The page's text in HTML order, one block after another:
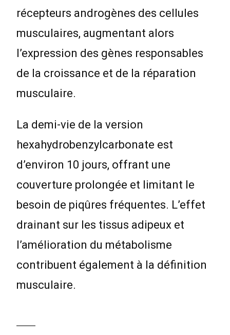
récepteurs androgènes des cellules
musculaires, augmentant alors
l’expression des gènes responsables
de la croissance et de la réparation
musculaire.
La demi-vie de la version
hexahydrobenzylcarbonate est
d’environ 10 jours, offrant une
couverture prolongée et limitant le
besoin de piqûres fréquentes. L’effet
drainant sur les tissus adipeux et
l’amélioration du métabolisme
contribuent également à la définition
musculaire.